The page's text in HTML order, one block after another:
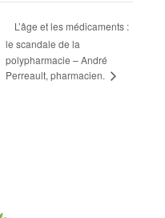
L’âge et les médicaments :
le scandale de la
polypharmacie – André
Perreault, pharmacien.